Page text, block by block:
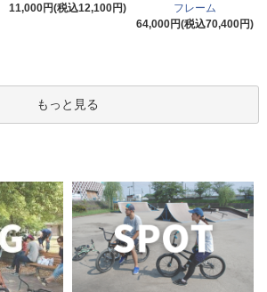
11,000円(税込12,100円)
フレーム
64,000円(税込70,400円)
もっと見る